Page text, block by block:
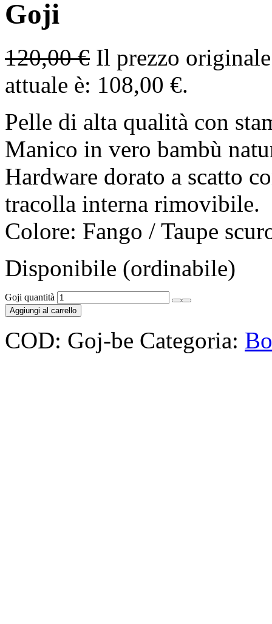
Goji
120,00€ Il prezzo
attuale è: 108,00 €.
Pelle di alta qualità con
Manico in vero bambù
Hardware dorato a scatto
tracolla interna rimovibile.
Colore: Fango / Taupe
Disponibile (ordinabile)
Goji quantità
Aggiungi al carrello
COD: Goj-be Categoria: